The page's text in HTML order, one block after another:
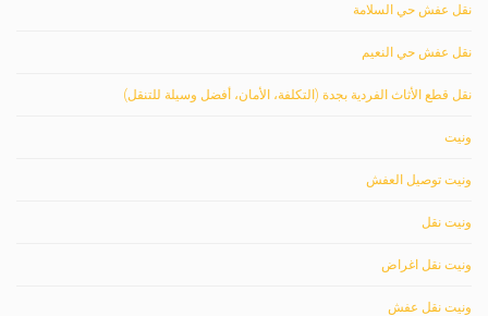
نقل عفش حي السلامة
نقل عفش حي النعيم
نقل قطع الأثاث الفردية بجدة (التكلفة، الأمان، أفضل وسيلة للتنقل)
ونيت
ونيت توصيل العفش
ونيت نقل
ونيت نقل اغراض
ونيت نقل عفش